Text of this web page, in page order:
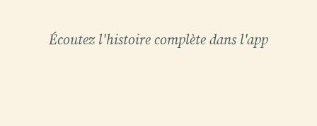
Écoutez l'histoire complète dans l'app